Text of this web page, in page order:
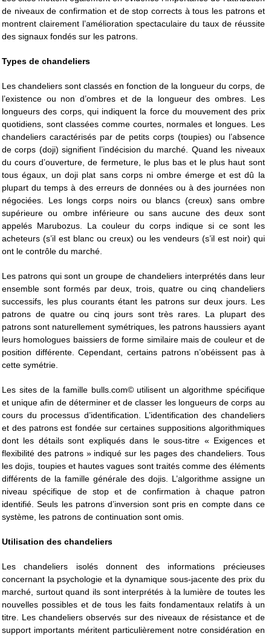
de niveaux de confirmation et de stop corrects à tous les patrons et
montrent clairement l’amélioration spectaculaire du taux de réussite
des signaux fondés sur les patrons.
Types de chandeliers
Les chandeliers sont classés en fonction de la longueur du corps, de
l’existence ou non d’ombres et de la longueur des ombres. Les
longueurs des corps, qui indiquent la force du mouvement des prix
quotidiens, sont classées comme courtes, normales et longues. Les
chandeliers caractérisés par de petits corps (toupies) ou l’absence
de corps (doji) signifient l’indécision du marché. Quand les niveaux
du cours d’ouverture, de fermeture, le plus bas et le plus haut sont
tous égaux, un doji plat sans corps ni ombre émerge et est dû la
plupart du temps à des erreurs de données ou à des journées non
négociées. Les longs corps noirs ou blancs (creux) sans ombre
supérieure ou ombre inférieure ou sans aucune des deux sont
appelés Marubozus. La couleur du corps indique si ce sont les
acheteurs (s’il est blanc ou creux) ou les vendeurs (s’il est noir) qui
ont le contrôle du marché.
Les patrons qui sont un groupe de chandeliers interprétés dans leur
ensemble sont formés par deux, trois, quatre ou cinq chandeliers
successifs, les plus courants étant les patrons sur deux jours. Les
patrons de quatre ou cinq jours sont très rares. La plupart des
patrons sont naturellement symétriques, les patrons haussiers ayant
leurs homologues baissiers de forme similaire mais de couleur et de
position différente. Cependant, certains patrons n’obéissent pas à
cette symétrie.
Les sites de la famille bulls.com© utilisent un algorithme spécifique
et unique afin de déterminer et de classer les longueurs de corps au
cours du processus d’identification. L’identification des chandeliers
et des patrons est fondée sur certaines suppositions algorithmiques
dont les détails sont expliqués dans le sous-titre « Exigences et
flexibilité des patrons » indiqué sur les pages des chandeliers. Tous
les dojis, toupies et hautes vagues sont traités comme des éléments
différents de la famille générale des dojis. L’algorithme assigne un
niveau spécifique de stop et de confirmation à chaque patron
identifié. Seuls les patrons d’inversion sont pris en compte dans ce
système, les patrons de continuation sont omis.
Utilisation des chandeliers
Les chandeliers isolés donnent des informations précieuses
concernant la psychologie et la dynamique sous-jacente des prix du
marché, surtout quand ils sont interprétés à la lumière de toutes les
nouvelles possibles et de tous les faits fondamentaux relatifs à un
titre. Les chandeliers observés sur des niveaux de résistance et de
support importants méritent particulièrement notre considération en